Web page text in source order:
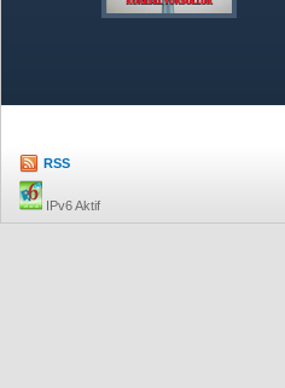
RSS
IPv6 Aktif